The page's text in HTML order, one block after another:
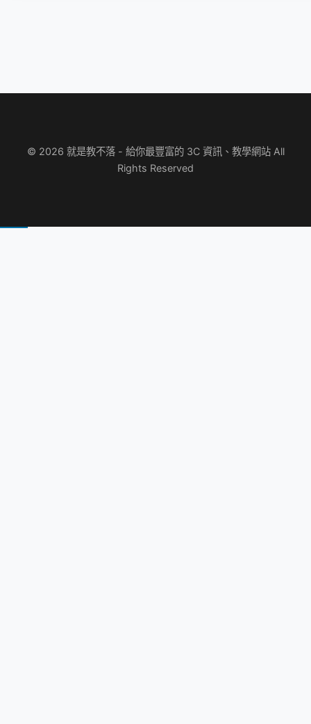
© 2026 就是教不落 - 給你最豐富的 3C 資訊、教學網站 All
Rights Reserved